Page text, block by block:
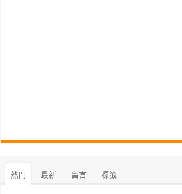
熱門 最新 留言 標籤